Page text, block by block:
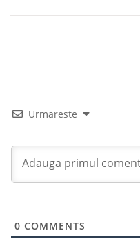
Urmareste
0 COMMENTS